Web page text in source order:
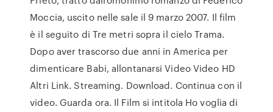
Moccia, uscito nelle sale il 9 marzo 2007. Il film
è il seguito di Tre metri sopra il cielo Trama.
Dopo aver trascorso due anni in America per
dimenticare Babi, allontanarsi Video Video HD
Altri Link. Streaming. Download. Continua con il
video. Guarda ora. Il Film si intitola Ho voglia di